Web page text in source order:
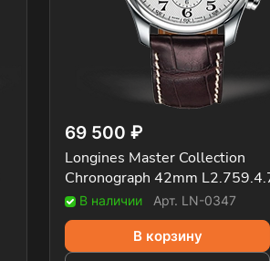
69 500 ₽
Longines Master Collection
Chronograph 42mm
В наличии Арт. LN-0347
В корзину